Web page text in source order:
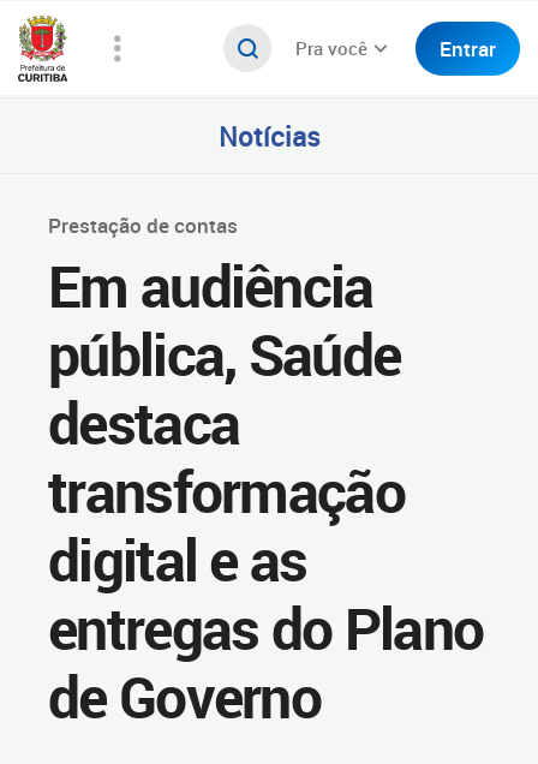
Pra você Entrar
Notícias
Prestação de contas
Em audiência
pública, Saúde
destaca
transformação
digital e as
entregas do Plano
de Governo